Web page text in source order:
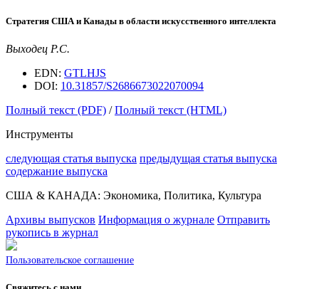
Стратегия США и Канады в области искусственного интеллекта
Выходец Р.С.
EDN: GTLHJS
DOI: 10.31857/S2686673022070094
Полный текст (PDF) /Полный текст (HTML)
Инструменты
следующая статья выпуска предыдущая статья выпуска
содержание выпуска
США & КАНАДА: Экономика, Политика, Культура
Архивы выпусков Информация о журнале Отправить
рукопись в журнал
Пользовательское соглашение